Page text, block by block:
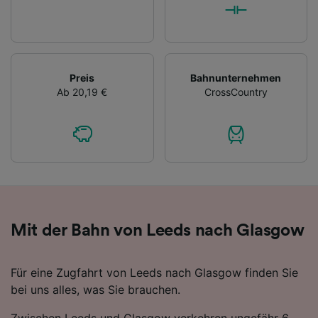
Preis
Ab 20,19 €
Bahnunternehmen
CrossCountry
Mit der Bahn von Leeds nach Glasgow
Für eine Zugfahrt von Leeds nach Glasgow finden Sie
bei uns alles, was Sie brauchen.